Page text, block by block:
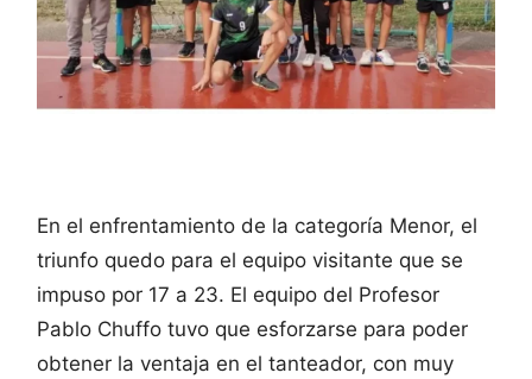
En el enfrentamiento de la categoría Menor, el
triunfo quedo para el equipo visitante que se
impuso por 17 a 23. El equipo del Profesor
Pablo Chuffo tuvo que esforzarse para poder
obtener la ventaja en el tanteador, con muy